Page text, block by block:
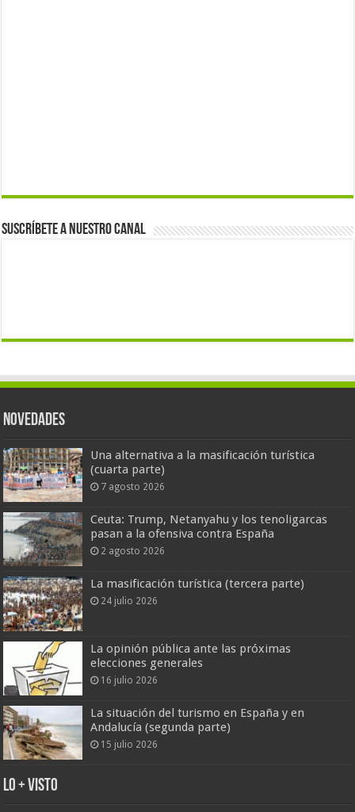
Suscríbete a nuestro canal
Novedades
Una alternativa a la masificación turística
(cuarta parte)
7 agosto 2026
Ceuta: Trump, Netanyahu y los tenoligarcas
pasan a la ofensiva contra España
2 agosto 2026
La masificación turística (tercera parte)
24 julio 2026
La opinión pública ante las próximas
elecciones generales
16 julio 2026
La situación del turismo en España y en
Andalucía (segunda parte)
15 julio 2026
Lo + Visto